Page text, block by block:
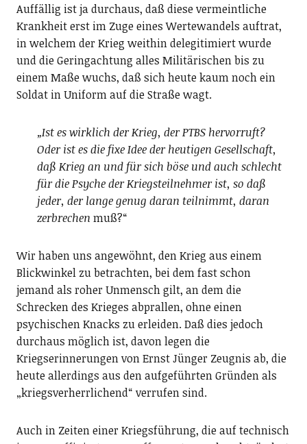
Auffällig ist ja durchaus, daß diese vermeintliche
Krankheit erst im Zuge eines Wertewandels auftrat,
in welchem der Krieg weithin delegitimiert wurde
und die Geringachtung alles Militärischen bis zu
einem Maße wuchs, daß sich heute kaum noch ein
Soldat in Uniform auf die Straße wagt.
„Ist es wirklich der Krieg, der PTBS hervorruft?
Oder ist es die fixe Idee der heutigen Gesellschaft,
daß Krieg an und für sich böse und auch schlecht
für die Psyche der Kriegsteilnehmer ist, so daß
jeder, der lange genug daran teilnimmt, daran
zerbrechen muß?“
Wir haben uns angewöhnt, den Krieg aus einem
Blickwinkel zu betrachten, bei dem fast schon
jemand als roher Unmensch gilt, an dem die
Schrecken des Krieges abprallen, ohne einen
psychischen Knacks zu erleiden. Daß dies jedoch
durchaus möglich ist, davon legen die
Kriegserinnerungen von Ernst Jünger Zeugnis ab, die
heute allerdings aus den aufgeführten Gründen als
„kriegsverherrlichend“ verrufen sind.
Auch in Zeiten einer Kriegsführung, die auf technisch